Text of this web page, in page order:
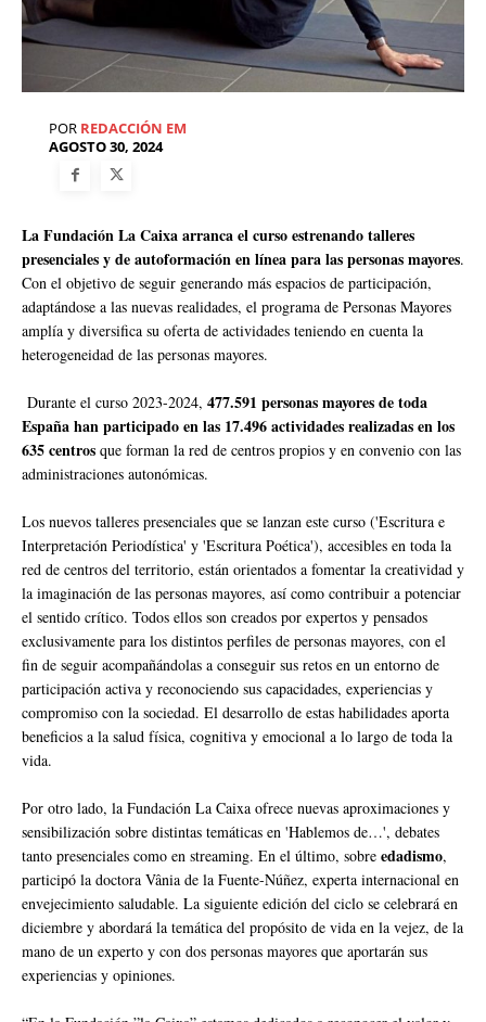
POR REDACCIÓN EM
AGOSTO 30, 2024
La Fundación La Caixa arranca el curso estrenando talleres
presenciales y de autoformación en línea para las personas mayores.
Con el objetivo de seguir generando más espacios de participación,
adaptándose a las nuevas realidades, el programa de Personas Mayores
amplía y diversifica su oferta de actividades teniendo en cuenta la
heterogeneidad de las personas mayores.
Durante el curso 2023-2024, 477.591 personas mayores de toda
España han participado en las 17.496 actividades realizadas en los
635 centros que forman la red de centros propios y en convenio con las
administraciones autonómicas.
Los nuevos talleres presenciales que se lanzan este curso ('Escritura e
Interpretación Periodística' y 'Escritura Poética'), accesibles en toda la
red de centros del territorio, están orientados a fomentar la creatividad y
la imaginación de las personas mayores, así como contribuir a potenciar
el sentido crítico. Todos ellos son creados por expertos y pensados
exclusivamente para los distintos perfiles de personas mayores, con el
fin de seguir acompañándolas a conseguir sus retos en un entorno de
participación activa y reconociendo sus capacidades, experiencias y
compromiso con la sociedad. El desarrollo de estas habilidades aporta
beneficios a la salud física, cognitiva y emocional a lo largo de toda la
vida.
Por otro lado, la Fundación La Caixa ofrece nuevas aproximaciones y
sensibilización sobre distintas temáticas en 'Hablemos de…', debates
tanto presenciales como en streaming. En el último, sobre edadismo,
participó la doctora Vânia de la Fuente-Núñez, experta internacional en
envejecimiento saludable. La siguiente edición del ciclo se celebrará en
diciembre y abordará la temática del propósito de vida en la vejez, de la
mano de un experto y con dos personas mayores que aportarán sus
experiencias y opiniones.